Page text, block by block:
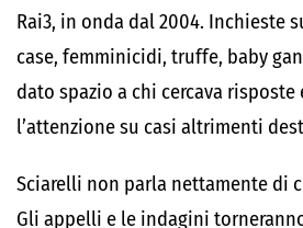
Rai3, in onda dal 2004. Inchieste
case, femminicidi, truffe, baby
dato spazio a chi cercava risposte
l’attenzione su casi altrimenti
Sciarelli non parla nettamente di
Gli appelli e le indagini